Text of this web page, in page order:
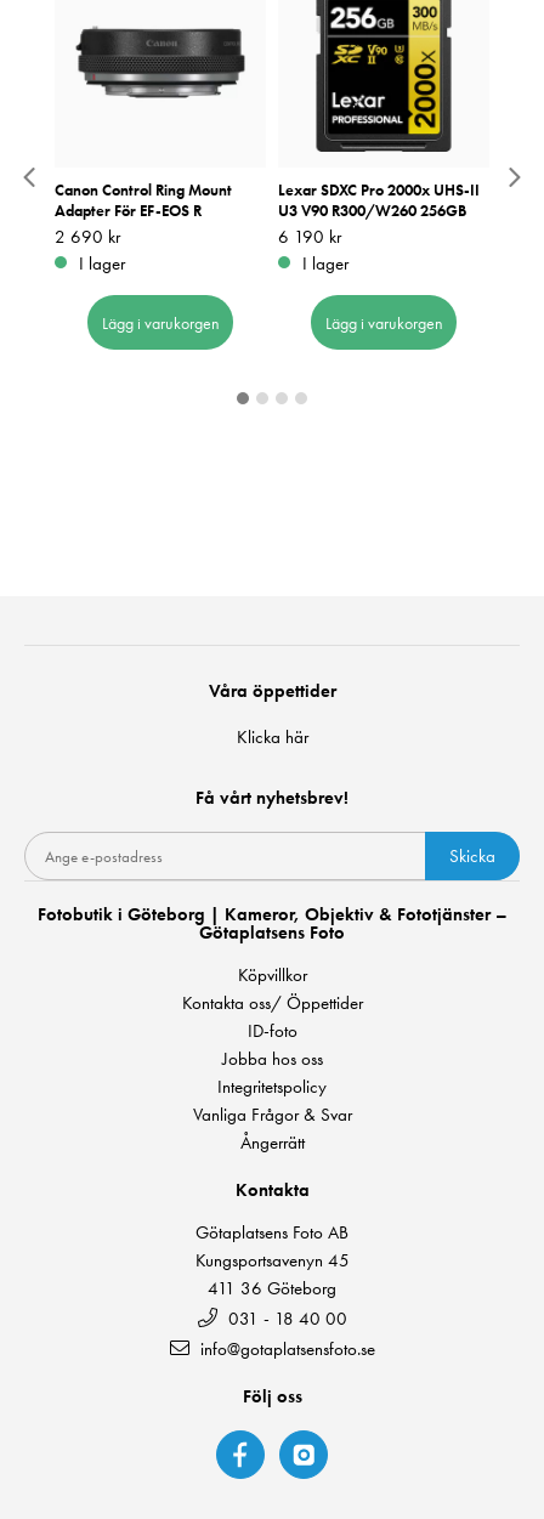
IS
Canon Control Ring Mount
Adapter För EF-EOS R
Pris:2 690 kr
2 690 kr
I lager
Lägg i varukorgen
Lexar SDXC Pro 2000x UHS-II
U3 V90 R300/W260 256GB
Pris:6 190 kr
6 190 kr
I lager
Lägg i varukorgen
Våra öppettider
Klicka här
Få vårt nyhetsbrev!
Skicka
Fotobutik i Göteborg | Kameror, Objektiv & Fototjänster –
Götaplatsens Foto
Köpvillkor
Kontakta oss/ Öppettider
ID-foto
Jobba hos oss
Integritetspolicy
Vanliga Frågor & Svar
Ångerrätt
Kontakta
Götaplatsens Foto AB
Kungsportsavenyn 45
411 36 Göteborg
031 - 18 40 00
info@gotaplatsensfoto.se
Följ oss